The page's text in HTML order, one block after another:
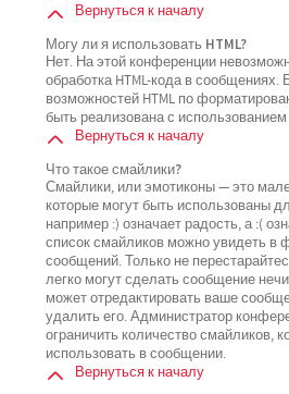
Вернуться к началу
Могу ли я использовать HTML?
Нет. На этой конференции
обработка HTML-кода в сообщениях.
возможностей HTML по
быть реализована с использованием
Вернуться к началу
Что такое смайлики?
Смайлики, или эмотиконы — это
которые могут быть использованы
например :) означает радость, а :(
список смайликов можно увидеть в
сообщений. Только не
легко могут сделать сообщение
может отредактировать ваше
удалить его. Администратор
ограничить количество смайликов,
использовать в сообщении.
Вернуться к началу